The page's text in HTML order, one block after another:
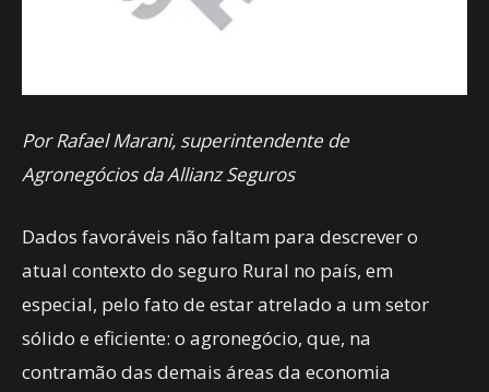
Por Rafael Marani, superintendente de
Agronegócios da Allianz Seguros
Dados favoráveis não faltam para descrever o
atual contexto do seguro Rural no país, em
especial, pelo fato de estar atrelado a um setor
sólido e eficiente: o agronegócio, que, na
contramão das demais áreas da economia